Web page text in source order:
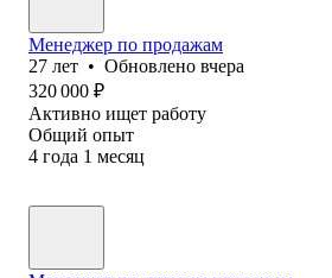
Менеджер по продажам
27 лет • Обновлено вчера
320 000 ₽
Активно ищет работу
Общий опыт
4 года 1 месяц